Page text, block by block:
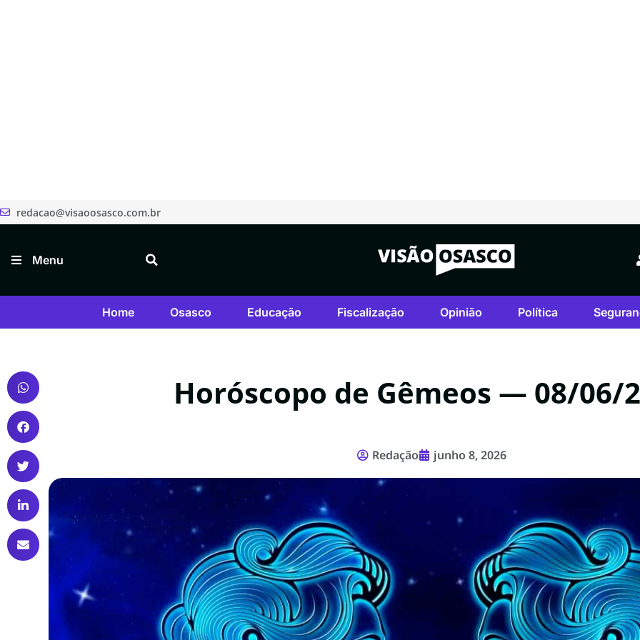
redacao@visaoosasco.com.br
Menu
Home Osasco Educação Fiscalização Opinião Política
Horóscopo de Gêmeos — 08/06/
Redação junho 8, 2026